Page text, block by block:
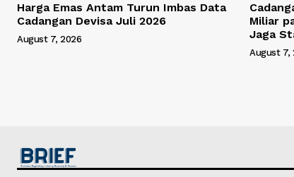
Harga Emas Antam Turun Imbas Data
Cadangan Devisa Juli 2026
August 7, 2026
Miliar
Jaga
August 7,